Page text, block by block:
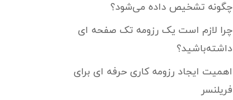
چگونه تشخیص داده می‌شود؟
چرا لازم است یک رزومه تک صفحه ای
داشته‌باشید؟
اهمیت ایجاد رزومه کاری حرفه ای برای
فریلنسر